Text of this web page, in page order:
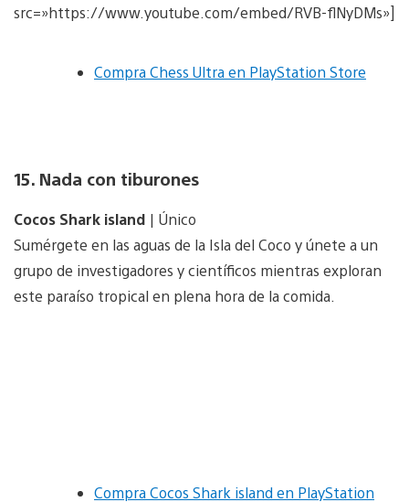
src=»https://www.youtube.com/embed/RVB-flNyDMs»]
Compra Chess Ultra en PlayStation Store
15. Nada con tiburones
Cocos Shark island | Único
Sumérgete en las aguas de la Isla del Coco y únete a un
grupo de investigadores y científicos mientras exploran
este paraíso tropical en plena hora de la comida.
Compra Cocos Shark island en PlayStation